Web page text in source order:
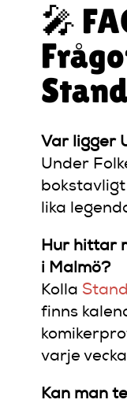
🎤
Var ligger
Under
lika
Hur hittar
i Malmö?
Kolla
finns
varje
Kan man